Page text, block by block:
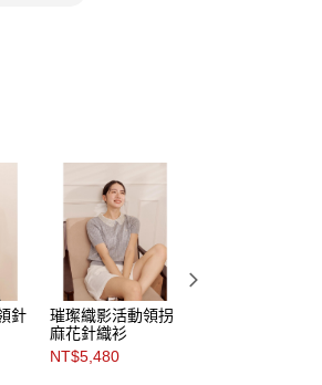
址：
或監護人之同意方可使用
起之損失，本公司不負相關責
別帳號之用戶狀況，依本公司
不足之情形，本公司將視審查
註冊。若發現惡意使用之情
戶之使用額度並採取法律行
運費
針
璀璨織影活動領拐
麻花針織衫
NT$5,480